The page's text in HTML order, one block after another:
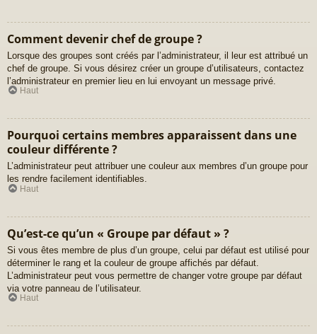
Comment devenir chef de groupe ?
Lorsque des groupes sont créés par l’administrateur, il leur est attribué un
chef de groupe. Si vous désirez créer un groupe d’utilisateurs, contactez
l’administrateur en premier lieu en lui envoyant un message privé.
Haut
Pourquoi certains membres apparaissent dans une
couleur différente ?
L’administrateur peut attribuer une couleur aux membres d’un groupe pour
les rendre facilement identifiables.
Haut
Qu’est-ce qu’un « Groupe par défaut » ?
Si vous êtes membre de plus d’un groupe, celui par défaut est utilisé pour
déterminer le rang et la couleur de groupe affichés par défaut.
L’administrateur peut vous permettre de changer votre groupe par défaut
via votre panneau de l’utilisateur.
Haut